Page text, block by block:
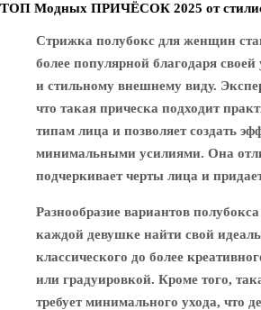
ТОП Модных ПРИЧЁСОК 2025 от
Стрижка полубокс для женщин
более популярной благодаря своей
и стильному внешнему виду.
что такая прическа подходит
типам лица и позволяет создать
минимальными усилиями. Она
подчеркивает черты лица и
Разнообразие вариантов полубокса
каждой девушке найти свой
классического до более
или градуировкой. Кроме того,
требует минимального ухода, что